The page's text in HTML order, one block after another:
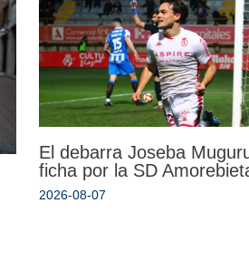
El debarra Joseba
ficha por la SD
2026-08-07